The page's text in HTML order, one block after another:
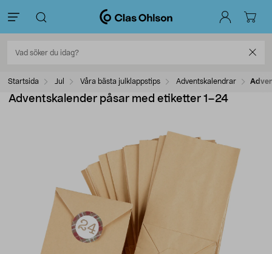
Startsida Jul Våra bästa julklappstips Adventskalendrar
Adventskalender påsar med etiketter 1–24